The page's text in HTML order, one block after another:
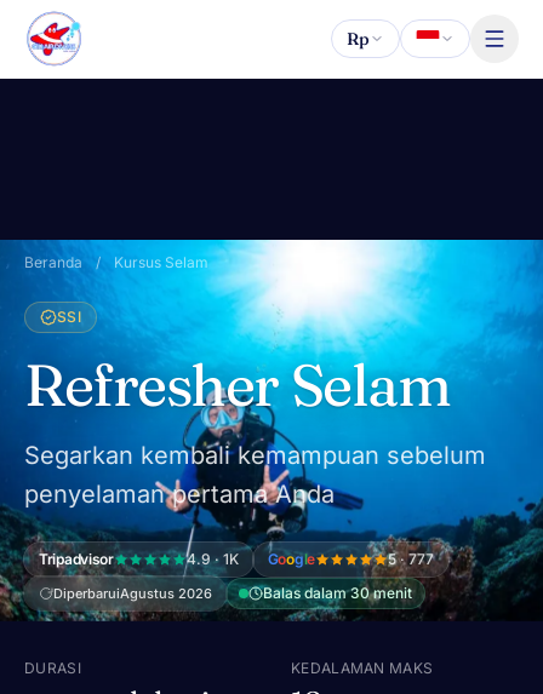
Lewati ke konten
Rp
Beranda / Kursus Selam
SSI
Refresher Selam
Segarkan kembali kemampuan sebelum
penyelaman pertama Anda
Tripadvisor 4.9 · 1K Google 5 · 777
DiperbaruiAgustus 2026 Balas dalam 30 menit
DURASI KEDALAMAN MAKS